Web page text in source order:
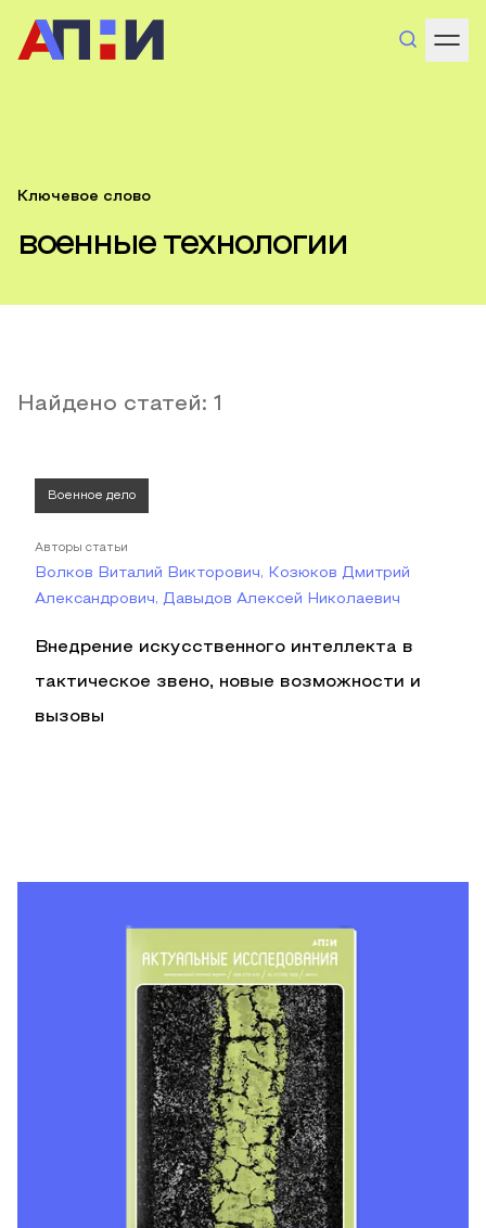
Ключевое слово
военные технологии
Найдено статей: 1
Военное дело
Авторы статьи
Волков Виталий Викторович, Козюков Дмитрий
Александрович, Давыдов Алексей Николаевич
Внедрение искусственного интеллекта в
тактическое звено, новые возможности и
вызовы